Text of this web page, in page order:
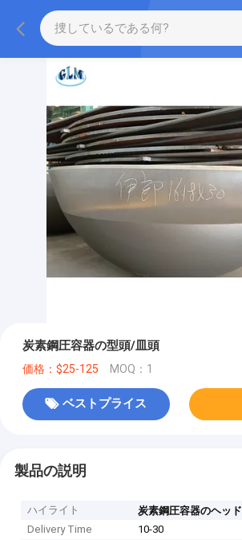
炭素鋼圧容器の型頭/皿頭
価格：$25-125 MOQ：1
ベストプライス
製品の説明
ハイライト
炭素鋼圧容器のヘッド
Delivery Time
10-30